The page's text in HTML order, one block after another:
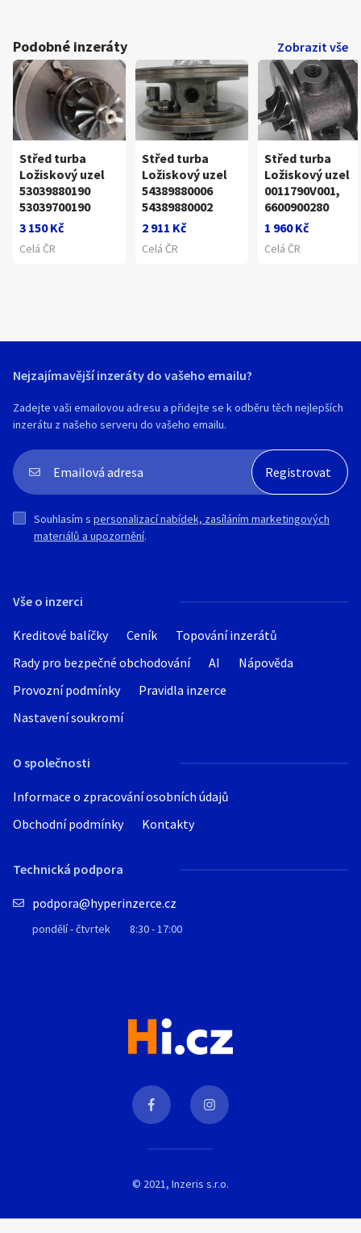
Podobné inzeráty Zobrazit vše
Střed turba
Ložiskový uzel
53039880190
53039700190
3 150 Kč
Celá ČR
Střed turba
Ložiskový uzel
54389880006
54389880002
2 911 Kč
Celá ČR
Střed turba
Ložiskový uzel
0011790V001,
6600900280
1 960 Kč
Celá ČR
Vše o inzerci
Kreditové balíčky Ceník
Topování inzerátů
Rady pro bezpečné obchodování
AI
Nápověda
Provozní podmínky
Pravidla inzerce
Nastavení soukromí
O společnosti
Informace o zpracování osobních údajů
Obchodní podmínky
Kontakty
Technická podpora
podpora@hyperinzerce.cz
pondělí - čtvrtek 8:30 - 17:00
Nejzajímavější inzeráty do vašeho emailu?
Zadejte vaši emailovou adresu a přidejte se k odběru těch nejlepších
inzerátu z našeho serveru do vašeho emailu.
Souhlasím s personalizací nabídek, zasíláním marketingových
materiálů a upozornění.
© 2021, Inzeris s.r.o.